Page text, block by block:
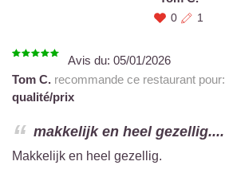
0 1
Avis du: 05/01/2026
Tom C. recommande ce restaurant pour:
qualité/prix
makkelijk en heel gezellig....
Makkelijk en heel gezellig.